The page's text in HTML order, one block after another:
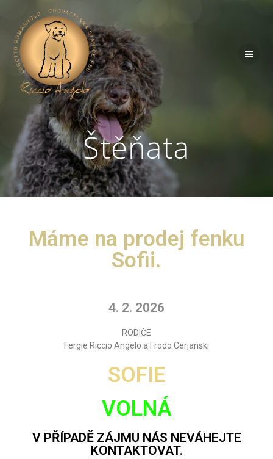
Štěňata
Máme na prodej fenku
Sofii.
4. 2. 2026
RODIČE
Fergie Riccio Angelo a Frodo Cerjanski
SOFIE
VOLNÁ
V PŘÍPADĚ ZÁJMU NÁS NEVÁHEJTE
KONTAKTOVAT.